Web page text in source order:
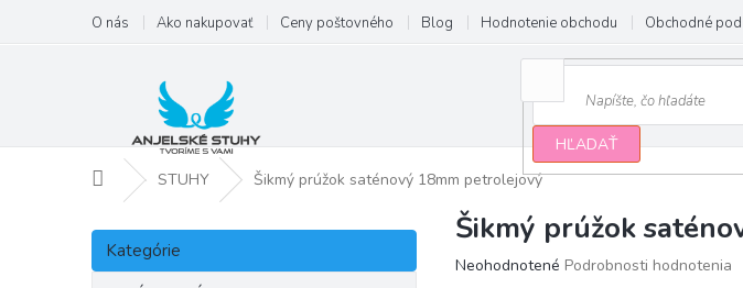
obsah
O nás Ako nakupovať Ceny poštovného Blog Hodnotenie obchodu Obchodné
HĽADAŤ
DomovSTUHY Šikmý prúžok saténový 18mm petrolejový
B
č
Preskočiť
kategórie
Kategórie
Šikmý prúžok
Priemerné
Neohodnotené Podrobnosti hodnotenia